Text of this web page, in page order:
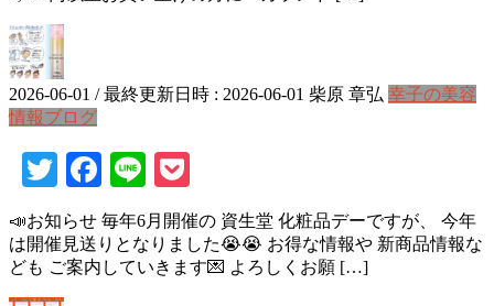
2026-06-01 / 最終更新日時 : 2026-06-01 柴原 章弘 幸子の美容
情報ブログ
TwitterFacebook
Line
📣お知らせ 毎年6月開催の 資生堂 化粧品デーですが、 今年
は開催見送りとなりました😭😭 お得な情報や 新商品情報な
ども ご案内していきます💌 よろしくお願 […]